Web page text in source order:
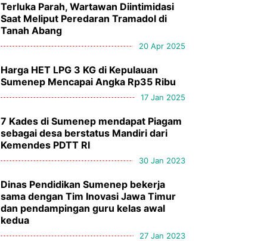
Terluka Parah, Wartawan Diintimidasi
Saat Meliput Peredaran Tramadol di
Tanah Abang
20 Apr 2025
Harga HET LPG 3 KG di Kepulauan
Sumenep Mencapai Angka Rp35 Ribu
17 Jan 2025
7 Kades di Sumenep mendapat Piagam
sebagai desa berstatus Mandiri dari
Kemendes PDTT RI
30 Jan 2023
Dinas Pendidikan Sumenep bekerja
sama dengan Tim Inovasi Jawa Timur
dan pendampingan guru kelas awal
kedua
27 Jan 2023